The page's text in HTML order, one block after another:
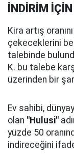
İNDİRİM
Kira artış
çekeceklerini
talebinde
K. bu talebe
üzerinden bir
Ev sahibi,
olan "Hulusi"
yüzde 50
indireceğini